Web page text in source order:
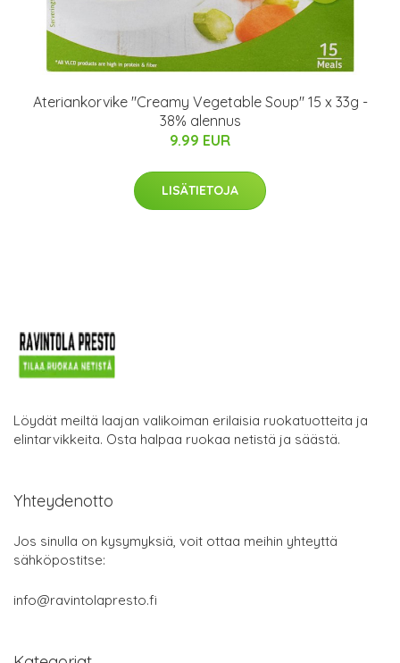
Ateriankorvike "Creamy Vegetable Soup" 15 x 33g -
38% alennus
9.99 EUR
LISÄTIETOJA
Löydät meiltä laajan valikoiman erilaisia ruokatuotteita ja
elintarvikkeita. Osta halpaa ruokaa netistä ja säästä.
Yhteydenotto
Jos sinulla on kysymyksiä, voit ottaa meihin yhteyttä
sähköpostitse:
info@ravintolapresto.fi